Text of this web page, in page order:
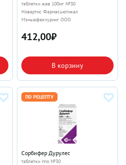
таблетки жев 100мг №30
Новартис Фармасьютикал
Мэньюфекчуринг ООО
412,00₽
В корзину
ПО РЕЦЕПТУ
Сорбифер Дурулес
таблетки ппо №30